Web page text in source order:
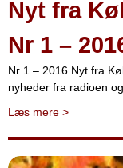
Nyt fra
Nr 1 –
Nr 1 – 2016 Nyt fra
nyheder fra radioen
Læs mere >